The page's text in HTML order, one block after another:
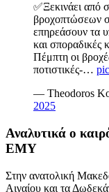
✅Ξεκινάει από
βροχοπτώσεων
επηρεάσουν τα
και σποραδικές
Πέμπτη οι
ποτιστικές-…
— Theodoros
2025
Αναλυτικά ο
ΕΜΥ
Στην ανατολική
Αιγαίου και τα